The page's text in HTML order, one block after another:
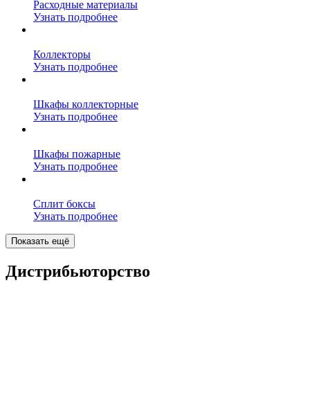
Расходные материалы
Узнать подробнее
Коллекторы
Узнать подробнее
Шкафы коллекторные
Узнать подробнее
Шкафы пожарные
Узнать подробнее
Сплит боксы
Узнать подробнее
Показать ещё
Дистрибьюторство